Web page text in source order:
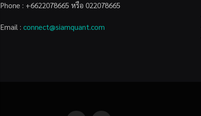
Phone : +6622078665 หรือ 022078665
Email : connect@siamquant.com